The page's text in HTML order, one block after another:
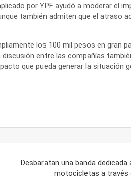
por YPF ayudó a moderar el
también admiten que el atraso
los 100 mil pesos en gran
entre las compañías
que pueda generar la situación
Desbaratan una banda dedicada
motocicletas a través